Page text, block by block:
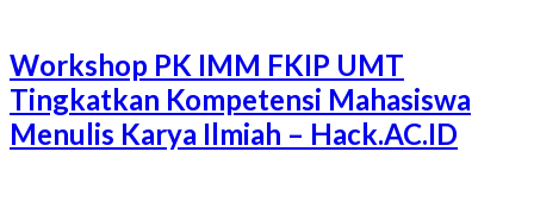
Workshop PK IMM FKIP UMT
Tingkatkan Kompetensi Mahasiswa
Menulis Karya Ilmiah – Hack.AC.ID